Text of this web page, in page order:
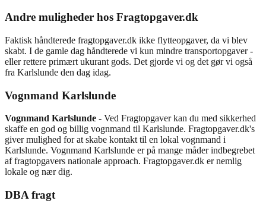
Andre muligheder hos Fragtopgaver.dk
Faktisk håndterede fragtopgaver.dk ikke flytteopgaver, da vi blev
skabt. I de gamle dag håndterede vi kun mindre transportopgaver -
eller rettere primært ukurant gods. Det gjorde vi og det gør vi også
fra Karlslunde den dag idag.
Vognmand Karlslunde
Vognmand Karlslunde - Ved Fragtopgaver kan du med sikkerhed
skaffe en god og billig vognmand til Karlslunde. Fragtopgaver.dk's
giver mulighed for at skabe kontakt til en lokal vognmand i
Karlslunde. Vognmand Karlslunde er på mange måder indbegrebet
af fragtopgavers nationale approach. Fragtopgaver.dk er nemlig
lokale og nær dig.
DBA fragt